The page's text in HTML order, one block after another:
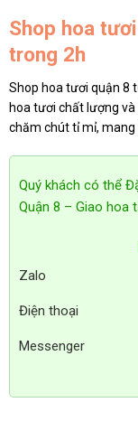
Shop hoa
trong 2h
Shop hoa tươi quận 8
hoa tươi chất lượng
chăm chút tỉ mỉ,
Quý khách có thể
Quận 8 – Giao hoa
Zalo
Điện thoại
Messenger